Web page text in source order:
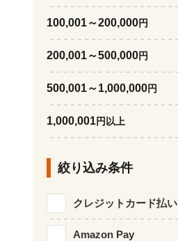
100,001～200,000円
200,001～500,000円
500,001～1,000,000円
1,000,001円以上
絞り込み条件
クレジットカード払い
Amazon Pay